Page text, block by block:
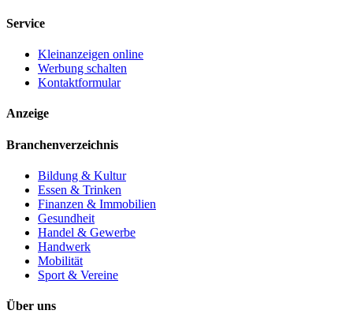
Service
Kleinanzeigen online
Werbung schalten
Kontaktformular
Anzeige
Branchenverzeichnis
Bildung & Kultur
Essen & Trinken
Finanzen & Immobilien
Gesundheit
Handel & Gewerbe
Handwerk
Mobilität
Sport & Vereine
Über uns